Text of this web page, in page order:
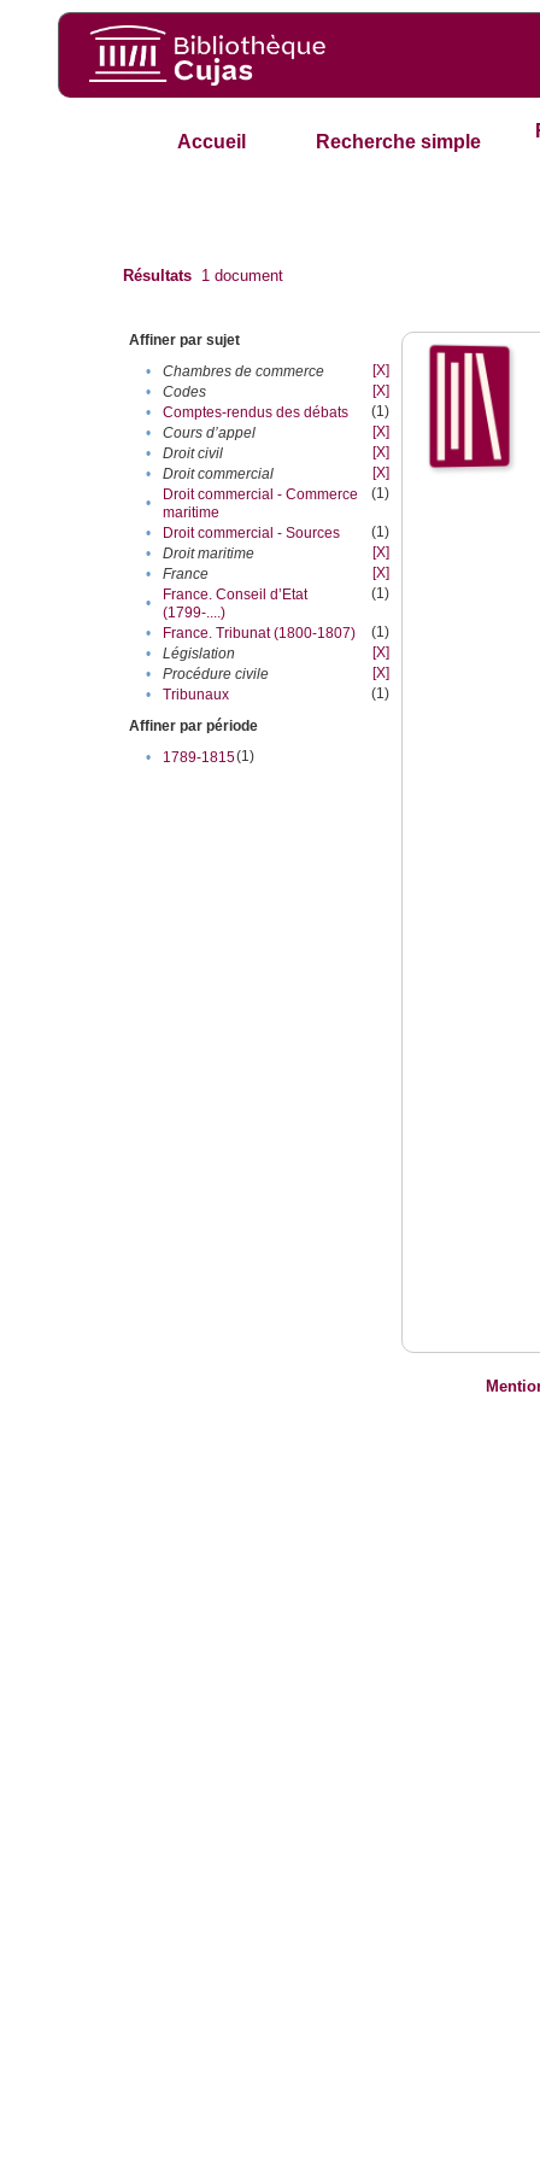
Accueil Recherche simple
Résultats 1 document
Affiner par sujet
•
Chambres de commerce
[X]
•
Codes
[X]
•
Comptes-rendus des débats
(1)
•
Cours d’appel
[X]
•
Droit civil
[X]
•
Droit commercial
[X]
•
Droit commercial - Commerce
maritime
(1)
• Droit commercial - Sources
(1)
•
Droit maritime
[X]
•
France
[X]
•
France. Conseil d’Etat
(1799-....)
(1)
• France. Tribunat (1800-1807)
(1)
•
Législation
[X]
•
Procédure civile
[X]
•
Tribunaux
(1)
Affiner par période
•
1789-1815(1)